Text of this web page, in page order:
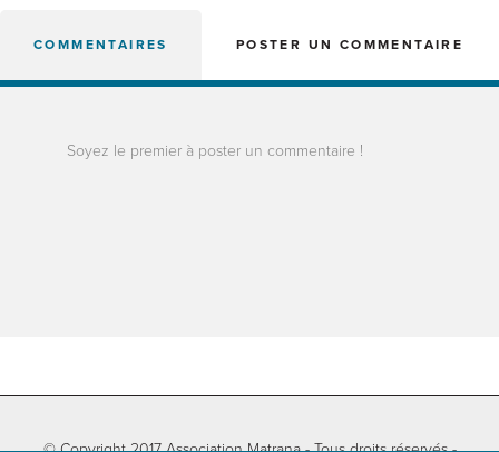
COMMENTAIRES POSTER UN COMMENTAIRE
Soyez le premier à poster un commentaire !